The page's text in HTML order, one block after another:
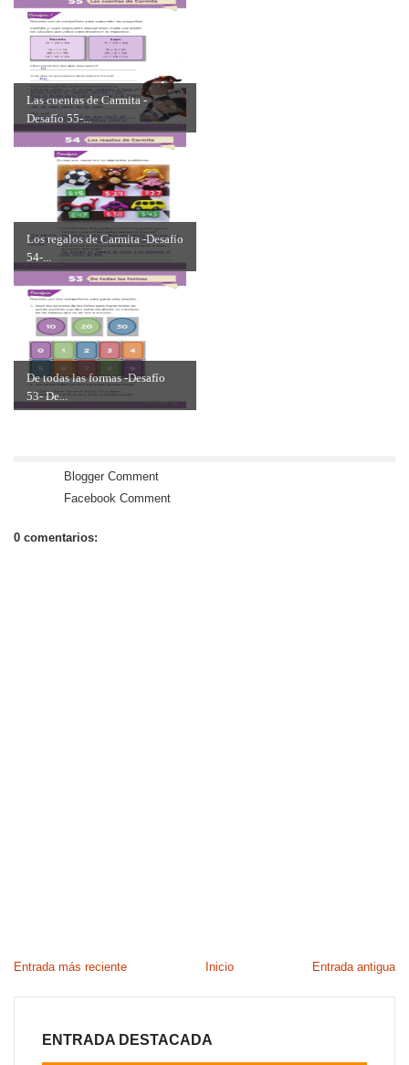
Las cuentas de Carmita -
Desafío 55-...
Los regalos de Carmita -Desafío
54-...
De todas las formas -Desafío
53- De...
Blogger Comment
Facebook Comment
0 comentarios:
Entrada más reciente Entrada antigua
Inicio
ENTRADA DESTACADA